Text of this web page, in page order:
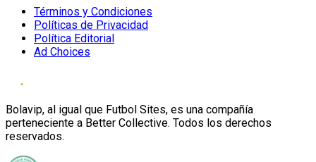
Términos y Condiciones
Políticas de Privacidad
Política Editorial
Ad Choices
Bolavip, al igual que Futbol Sites, es una compañía
perteneciente a Better Collective. Todos los derechos
reservados.